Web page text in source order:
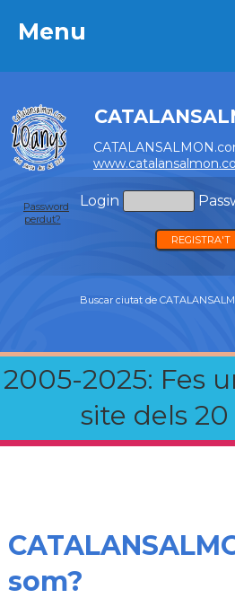
Menu
Login
Password
perdut?
REGISTRA'T
Buscar ciutat de
2005-2025: Fes
site dels 20
Menu
som?